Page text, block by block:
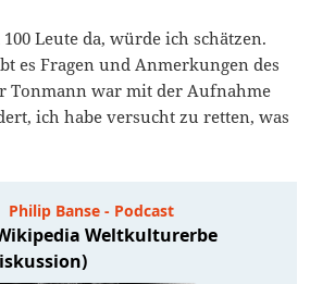
Leute da, würde ich schätzen.
es Fragen und Anmerkungen des
Tonmann war mit der Aufnahme
ich habe versucht zu retten, was